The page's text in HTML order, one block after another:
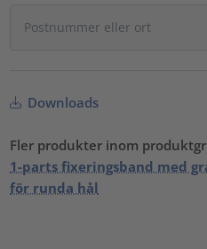
Downloads
Fler produkter inom
1-parts fixeringsband med
för runda hål